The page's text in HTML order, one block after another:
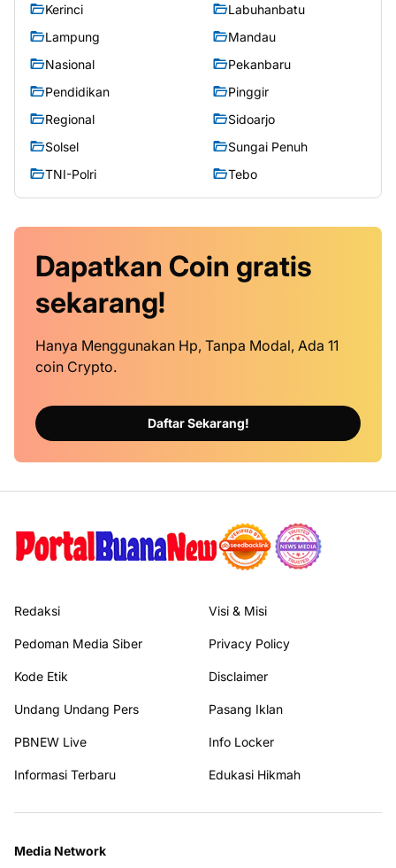
Kerinci
Labuhanbatu
Lampung
Mandau
Nasional
Pekanbaru
Pendidikan
Pinggir
Regional
Sidoarjo
Solsel
Sungai Penuh
TNI-Polri
Tebo
Dapatkan Coin gratis
sekarang!
Hanya Menggunakan Hp, Tanpa Modal, Ada 11
coin Crypto.
Daftar Sekarang!
Redaksi Visi & Misi
Pedoman Media Siber Privacy Policy
Kode Etik Disclaimer
Undang Undang Pers Pasang Iklan
PBNEW Live Info Locker
Informasi Terbaru Edukasi Hikmah
Media Network